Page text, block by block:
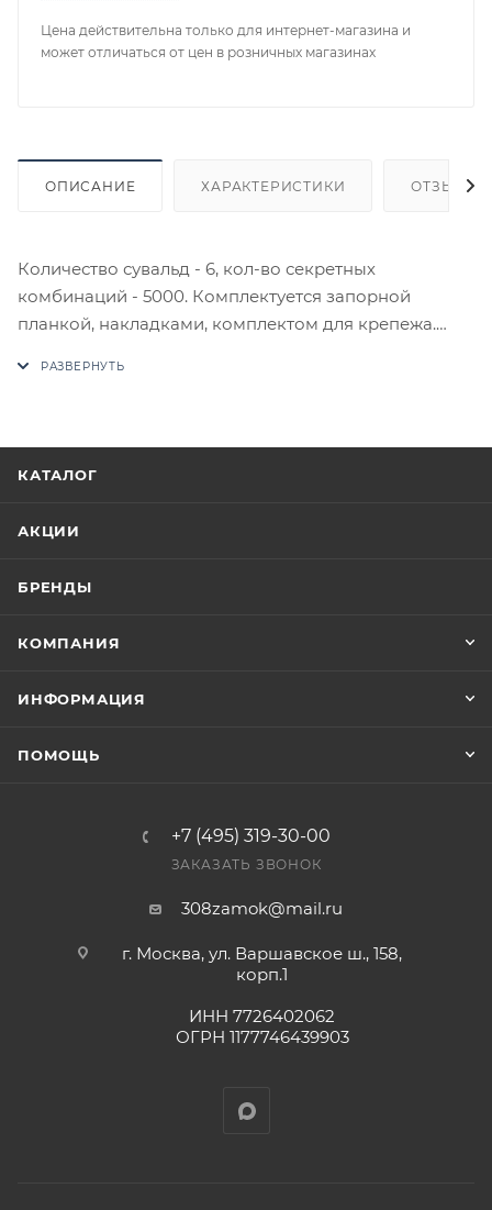
Цена действительна только для интернет-магазина и
может отличаться от цен в розничных магазинах
ОПИСАНИЕ ХАРАКТЕРИСТИКИ ОТЗЫВЫ
Количество сувальд - 6, кол-во секретных
комбинаций - 5000. Комплектуется запорной
планкой, накладками, комплектом для крепежа.
окончательными. После оформления заказа
заказ был получен.
Конечная цена будет отображена в высланном
Фактом подтверждения покупки будет считаться
КАТАЛОГ
АКЦИИ
БРЕНДЫ
КОМПАНИЯ
ИНФОРМАЦИЯ
ПОМОЩЬ
+7 (495) 319-30-00
ЗАКАЗАТЬ ЗВОНОК
308zamok@mail.ru
г. Москва, ул. Варшавское ш., 158,
корп.1
ИНН 7726402062
ОГРН 1177746439903